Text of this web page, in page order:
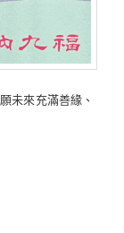
未來充滿善緣、